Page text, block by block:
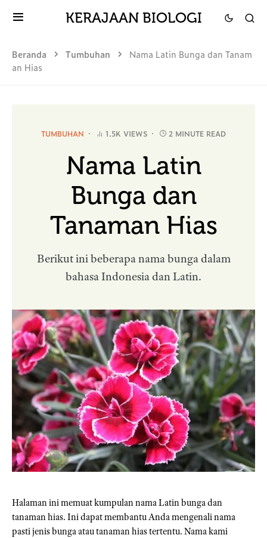
KERAJAAN BIOLOGI
Beranda Tumbuhan
Nama Latin Bunga dan Tanam
an Hias
TUMBUHAN 1.5K VIEWS 2 MINUTE READ
Nama Latin
Bunga dan
Tanaman Hias
Berikut ini beberapa nama bunga dalam
bahasa Indonesia dan Latin.
Halaman ini memuat kumpulan nama Latin bunga dan
tanaman hias. Ini dapat membantu Anda mengenali nama
pasti jenis bunga atau tanaman hias tertentu. Nama kami